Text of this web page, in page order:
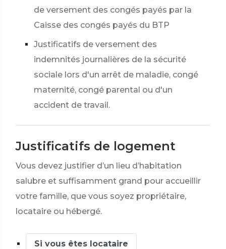
de versement des congés payés par la
Caisse des congés payés du BTP
Justificatifs de versement des
indemnités journalières de la sécurité
sociale lors d'un arrêt de maladie, congé
maternité, congé parental ou d'un
accident de travail.
Justificatifs de logement
Vous devez justifier d’un lieu d’habitation
salubre et suffisamment grand pour accueillir
votre famille, que vous soyez propriétaire,
locataire ou hébergé.
Si vous êtes locataire